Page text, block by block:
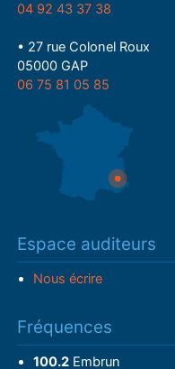
04 92 43 37 38
• 27 rue Colonel Roux
05000 GAP
06 75 81 05 85
Espace auditeurs
Nous écrire
Fréquences
100.2Embrun